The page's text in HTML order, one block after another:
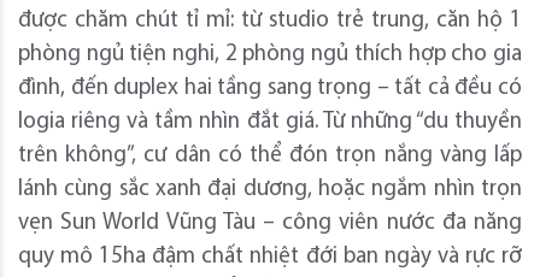
được chăm chút tỉ mỉ: từ studio trẻ trung, căn hộ 1
phòng ngủ tiện nghi, 2 phòng ngủ thích hợp cho gia
đình, đến duplex hai tầng sang trọng – tất cả đều có
logia riêng và tầm nhìn đắt giá. Từ những “du thuyền
trên không”, cư dân có thể đón trọn nắng vàng lấp
lánh cùng sắc xanh đại dương, hoặc ngắm nhìn trọn
vẹn Sun World Vũng Tàu – công viên nước đa năng
quy mô 15ha đậm chất nhiệt đới ban ngày và rực rỡ